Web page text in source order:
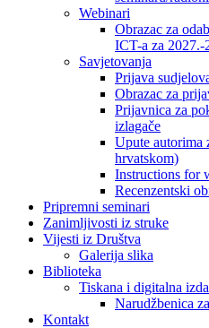
Webinari
Obrazac za
ICT-a za 2027.-
Savjetovanja
Prijava
Obrazac za
Prijavnica za
izlagače
Upute autorima
hrvatskom)
Instructions for
Recenzentski
Pripremni seminari
Zanimljivosti iz struke
Vijesti iz Društva
Galerija slika
Biblioteka
Tiskana i digitalna
Narudžbenica
Kontakt